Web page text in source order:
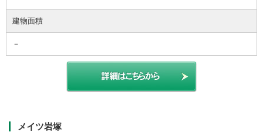
建物面積
－
メイツ岩塚